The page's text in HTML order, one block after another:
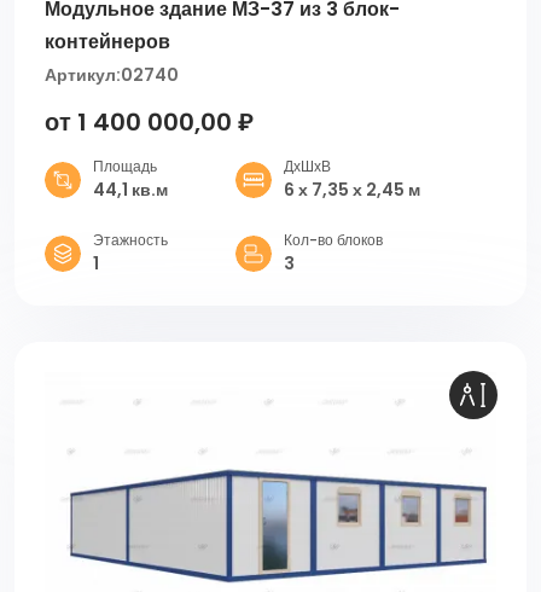
Модульное здание МЗ-37 из 3 блок-
контейнеров
Артикул:02740
от 1 400 000,00 ₽
Площадь
44,1 кв.м
ДхШхВ
6 х 7,35 х 2,45 м
Этажность
1
Кол-во блоков
3